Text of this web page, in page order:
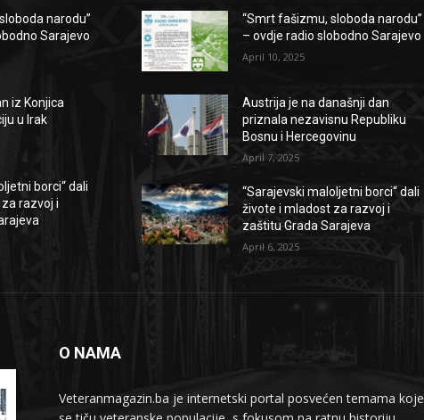
narodu”
Sarajevo
iz Konjica
u Irak
borci“ dali
razvoj i
“Smrt fašizmu, sloboda narodu”
– ovdje radio slobodno Sarajevo
April 10, 2025
Austrija je na današnji dan
priznala nezavisnu Republiku
Bosnu i Hercegovinu
April 7, 2025
“Sarajevski maloljetni borci“ dali
živote i mladost za razvoj i
zaštitu Grada Sarajeva
April 6, 2025
O NAMA
Veteranmagazin.ba je internetski portal posvećen temama koje